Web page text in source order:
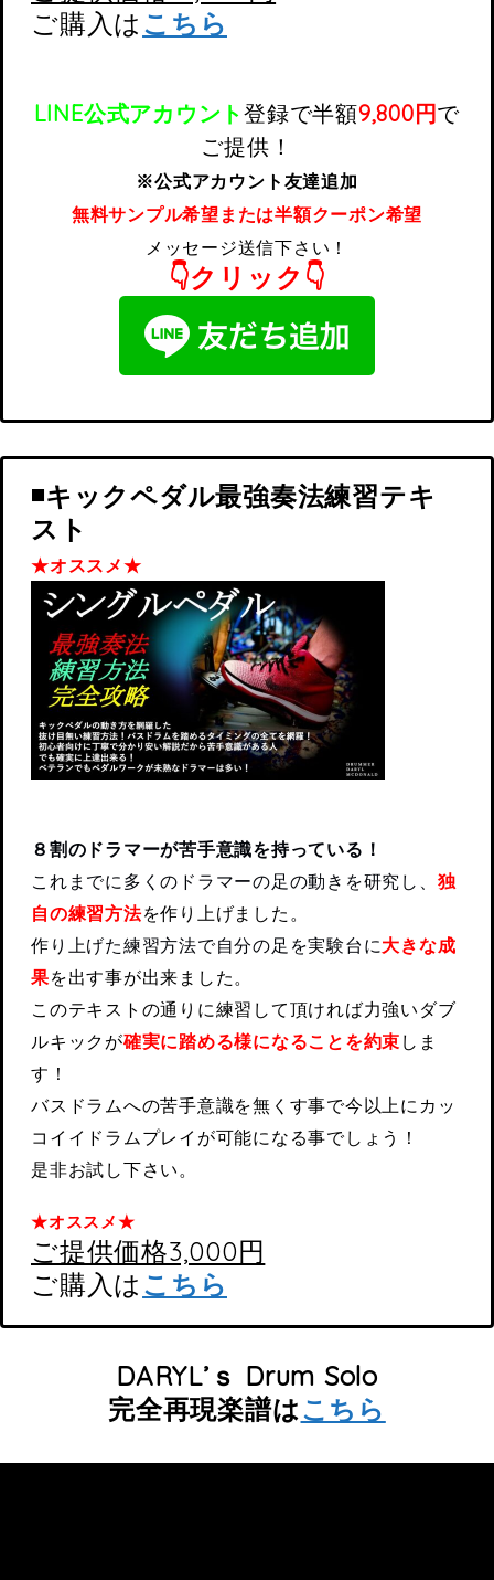
ご購入は こちら
LINE公式アカウント登録で半額9,800円で
ご提供！
※公式アカウント友達追加
無料サンプル希望または半額クーポン希望
メッセージ送信下さい！
👇クリック👇
◾️キックペダル最強奏法練習テキ
スト
★オススメ★
８割のドラマーが苦手意識を持っている！
これまでに多くのドラマーの足の動きを研究し、 独
自の練習方法を作り上げました。
作り上げた練習方法で自分の足を実験台に大きな成
果を出す事が出来ました。
このテキストの通りに練習して頂ければ力強いダブ
ルキックが確実に踏める様になることを約束 しま
す！
バスドラムへの苦手意識を無くす事で今以上にカッ
コイイドラムプレイが可能になる事でしょう！
是非お試し下さい。
★オススメ★
ご提供価格3,000円
ご購入は こちら
DARYL’ｓ Drum Solo
完全再現楽譜はこちら